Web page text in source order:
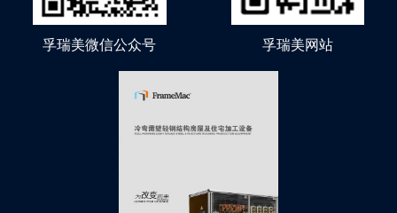
孚瑞美微信公众号 孚瑞美网站